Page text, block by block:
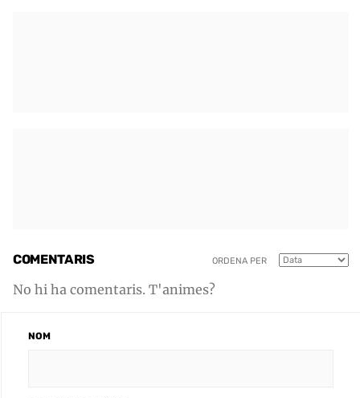
COMENTARIS ORDENA PER
No hi ha comentaris. T'animes?
NOM